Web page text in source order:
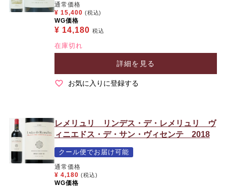
通常価格
¥ 15,400 (税込)
WG価格
¥ 14,180 税込
在庫切れ
詳細を見る
お気に入りに登録する
レメリュリ リンデス・デ・レメリュリ ヴ
ィニエドス・デ・サン・ヴィセンテ 2018
クール便でお届け可能
通常価格
¥ 4,180 (税込)
WG価格